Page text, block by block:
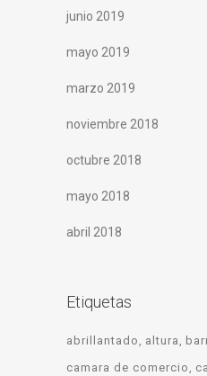
junio 2019
mayo 2019
marzo 2019
noviembre 2018
octubre 2018
mayo 2018
abril 2018
Etiquetas
abrillantado altura
camara de comercio